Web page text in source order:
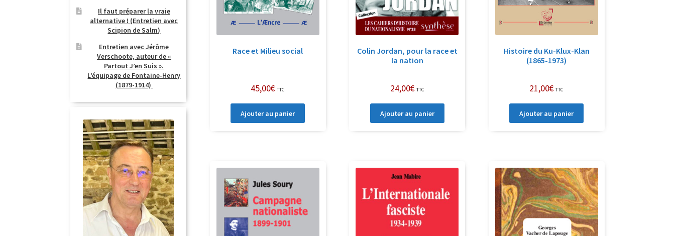
Race et Milieu social
45,00€ TTC
Ajouter au panier
Colin Jordan, pour la race et
la nation
24,00€ TTC
Ajouter au panier
Histoire du Ku-Klux-Klan
(1865-1973)
21,00€ TTC
Ajouter au panier
Il faut préparer la vraie
alternative ! (Entretien avec
Scipion de Salm)
Entretien avec Jérôme
Verschoote, auteur de «
Partout J’en Suis ».
L’équipage de Fontaine-Henry
(1879-1914)